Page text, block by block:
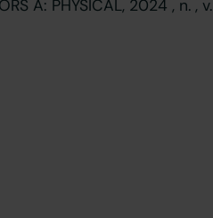
A: PHYSICAL, 2024 , n. , v.